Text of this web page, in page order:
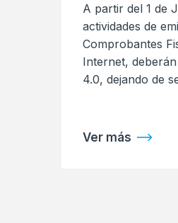
A partir del 1 de
actividades de
Comprobantes
Internet,
4.0, dejando de
Ver más